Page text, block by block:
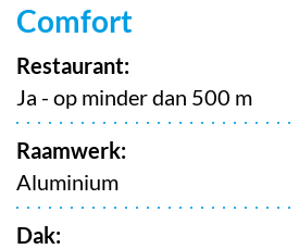
Comfort
Restaurant:
Ja - op minder dan 500 m
Raamwerk:
Aluminium
Dak: